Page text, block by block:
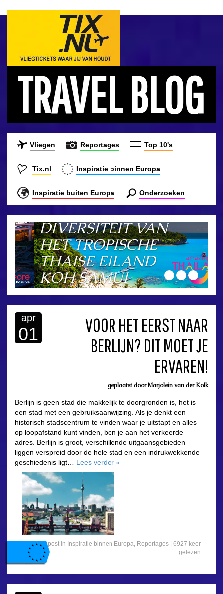
TRAVEL BLOG
Vliegen Reportages Top 10's
Tix.nl Inspiratie binnen Europa
Inspiratie buiten Europa Onderzoeken
ONTDEK DE
DIVERSITEIT VAN
HET TROPISCHE
THAISE EILAND
KOH SAMUI
apr
01
VOOR HET EERST NAAR
BERLIJN? DIT MOET JE
ERVAREN!
geplaatst doorMarjolein van der Kolk
Berlijn is geen stad die makkelijk te doorgronden is, het is
een stad met een gebruiksaanwijzing. Als je denkt een
historisch stadscentrum te vinden waar je uitstapt en alles
op loopafstand kunt vinden, ben je aan het verkeerde
adres. Berlijn is groot, verschillende uitgaansgebieden
liggen verspreid door de hele stad en een indrukwekkende
geschiedenis ligt… Lees verder »
Gepost in Inspiratie binnen Europa, Reportages | 6927 keer
gelezen